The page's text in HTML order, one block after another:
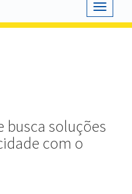
Toggle
busca soluções
com o